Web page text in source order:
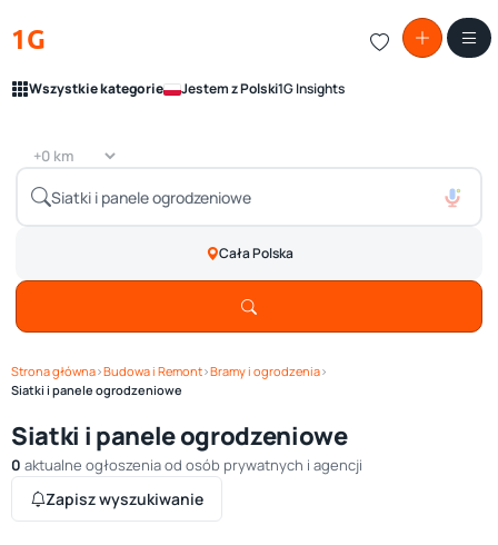
1G
Wszystkie kategorie Jestem z Polski1G Insights
Cała Polska
Strona główna›Budowa i Remont›Bramy i ogrodzenia›
Siatki i panele ogrodzeniowe
Siatki i panele ogrodzeniowe
0 aktualne ogłoszenia od osób prywatnych i agencji
Zapisz wyszukiwanie